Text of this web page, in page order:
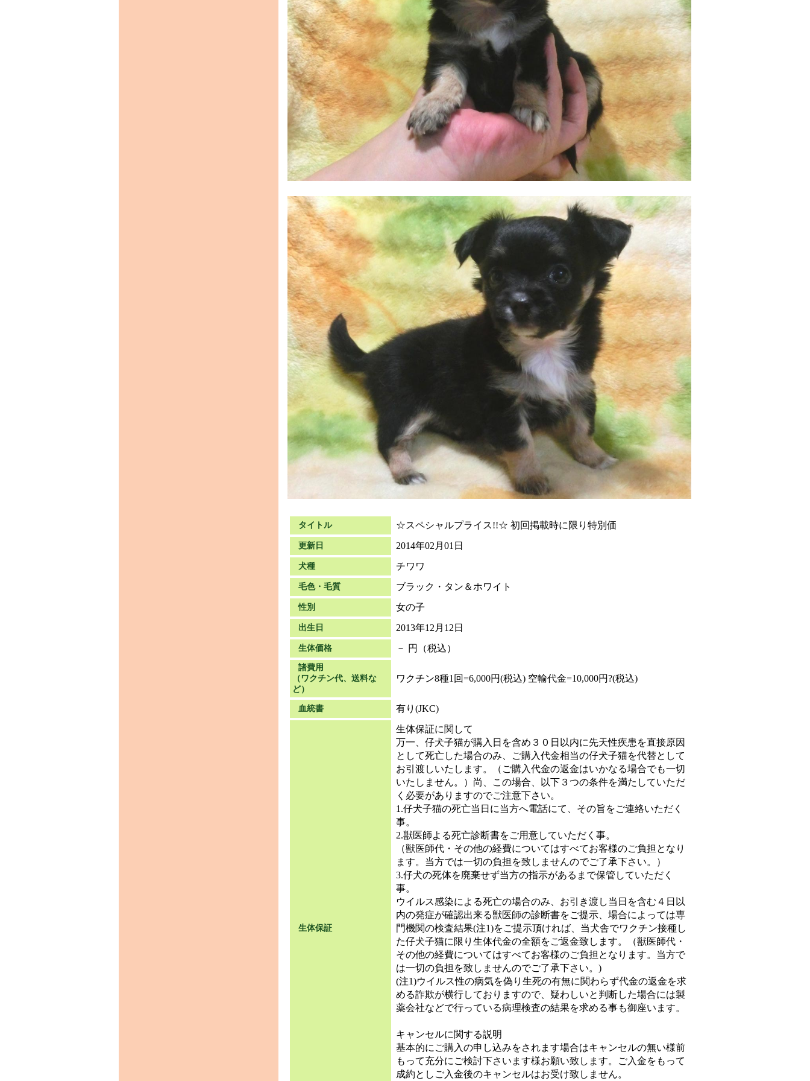
タイトル ☆スペシャルプライス!!☆ 初回掲載時に限り特別価
更新日 2014年02月01日
犬種 チワワ
毛色・毛質 ブラック・タン＆ホワイト
性別 女の子
出生日 2013年12月12日
生体価格 － 円（税込）
諸費用
（ワクチン代、送料な
ど）
ワクチン8種1回=6,000円(税込) 空輸代金=10,000円?(税込)
血統書 有り(JKC)
生体保証
生体保証に関して
万一、仔犬子猫が購入日を含め３０日以内に先天性疾患を直接原因
として死亡した場合のみ、ご購入代金相当の仔犬子猫を代替として
お引渡しいたします。（ご購入代金の返金はいかなる場合でも一切
いたしません。）尚、この場合、以下３つの条件を満たしていただ
く必要がありますのでご注意下さい。
1.仔犬子猫の死亡当日に当方へ電話にて、その旨をご連絡いただく
事。
2.獣医師よる死亡診断書をご用意していただく事。
（獣医師代・その他の経費についてはすべてお客様のご負担となり
ます。当方では一切の負担を致しませんのでご了承下さい。）
3.仔犬の死体を廃棄せず当方の指示があるまで保管していただく
事。
ウイルス感染による死亡の場合のみ、お引き渡し当日を含む４日以
内の発症が確認出来る獣医師の診断書をご提示、場合によっては専
門機関の検査結果(注1)をご提示頂ければ、当犬舎でワクチン接種し
た仔犬子猫に限り生体代金の全額をご返金致します。（獣医師代・
その他の経費についてはすべてお客様のご負担となります。当方で
は一切の負担を致しませんのでご了承下さい。)
(注1)ウイルス性の病気を偽り生死の有無に関わらず代金の返金を求
める詐欺が横行しておりますので、疑わしいと判断した場合には製
薬会社などで行っている病理検査の結果を求める事も御座います。
キャンセルに関する説明
基本的にご購入の申し込みをされます場合はキャンセルの無い様前
もって充分にご検討下さいます様お願い致します。ご入金をもって
成約としご入金後のキャンセルはお受け致しません。